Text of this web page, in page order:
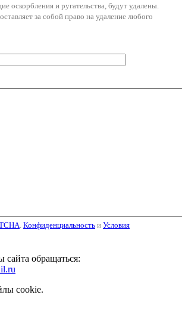
оскорбления и ругательства, будут удалены.
за собой право на удаление любого
Конфиденциальность и Условия
сайта обращаться:
cookie.